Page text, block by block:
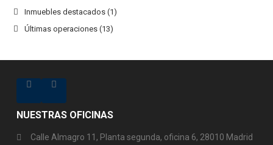
Inmuebles destacados (1)
Últimas operaciones (13)
NUESTRAS OFICINAS
Calle Almagro 11, Planta segunda, oficina 6, 28010 Madrid